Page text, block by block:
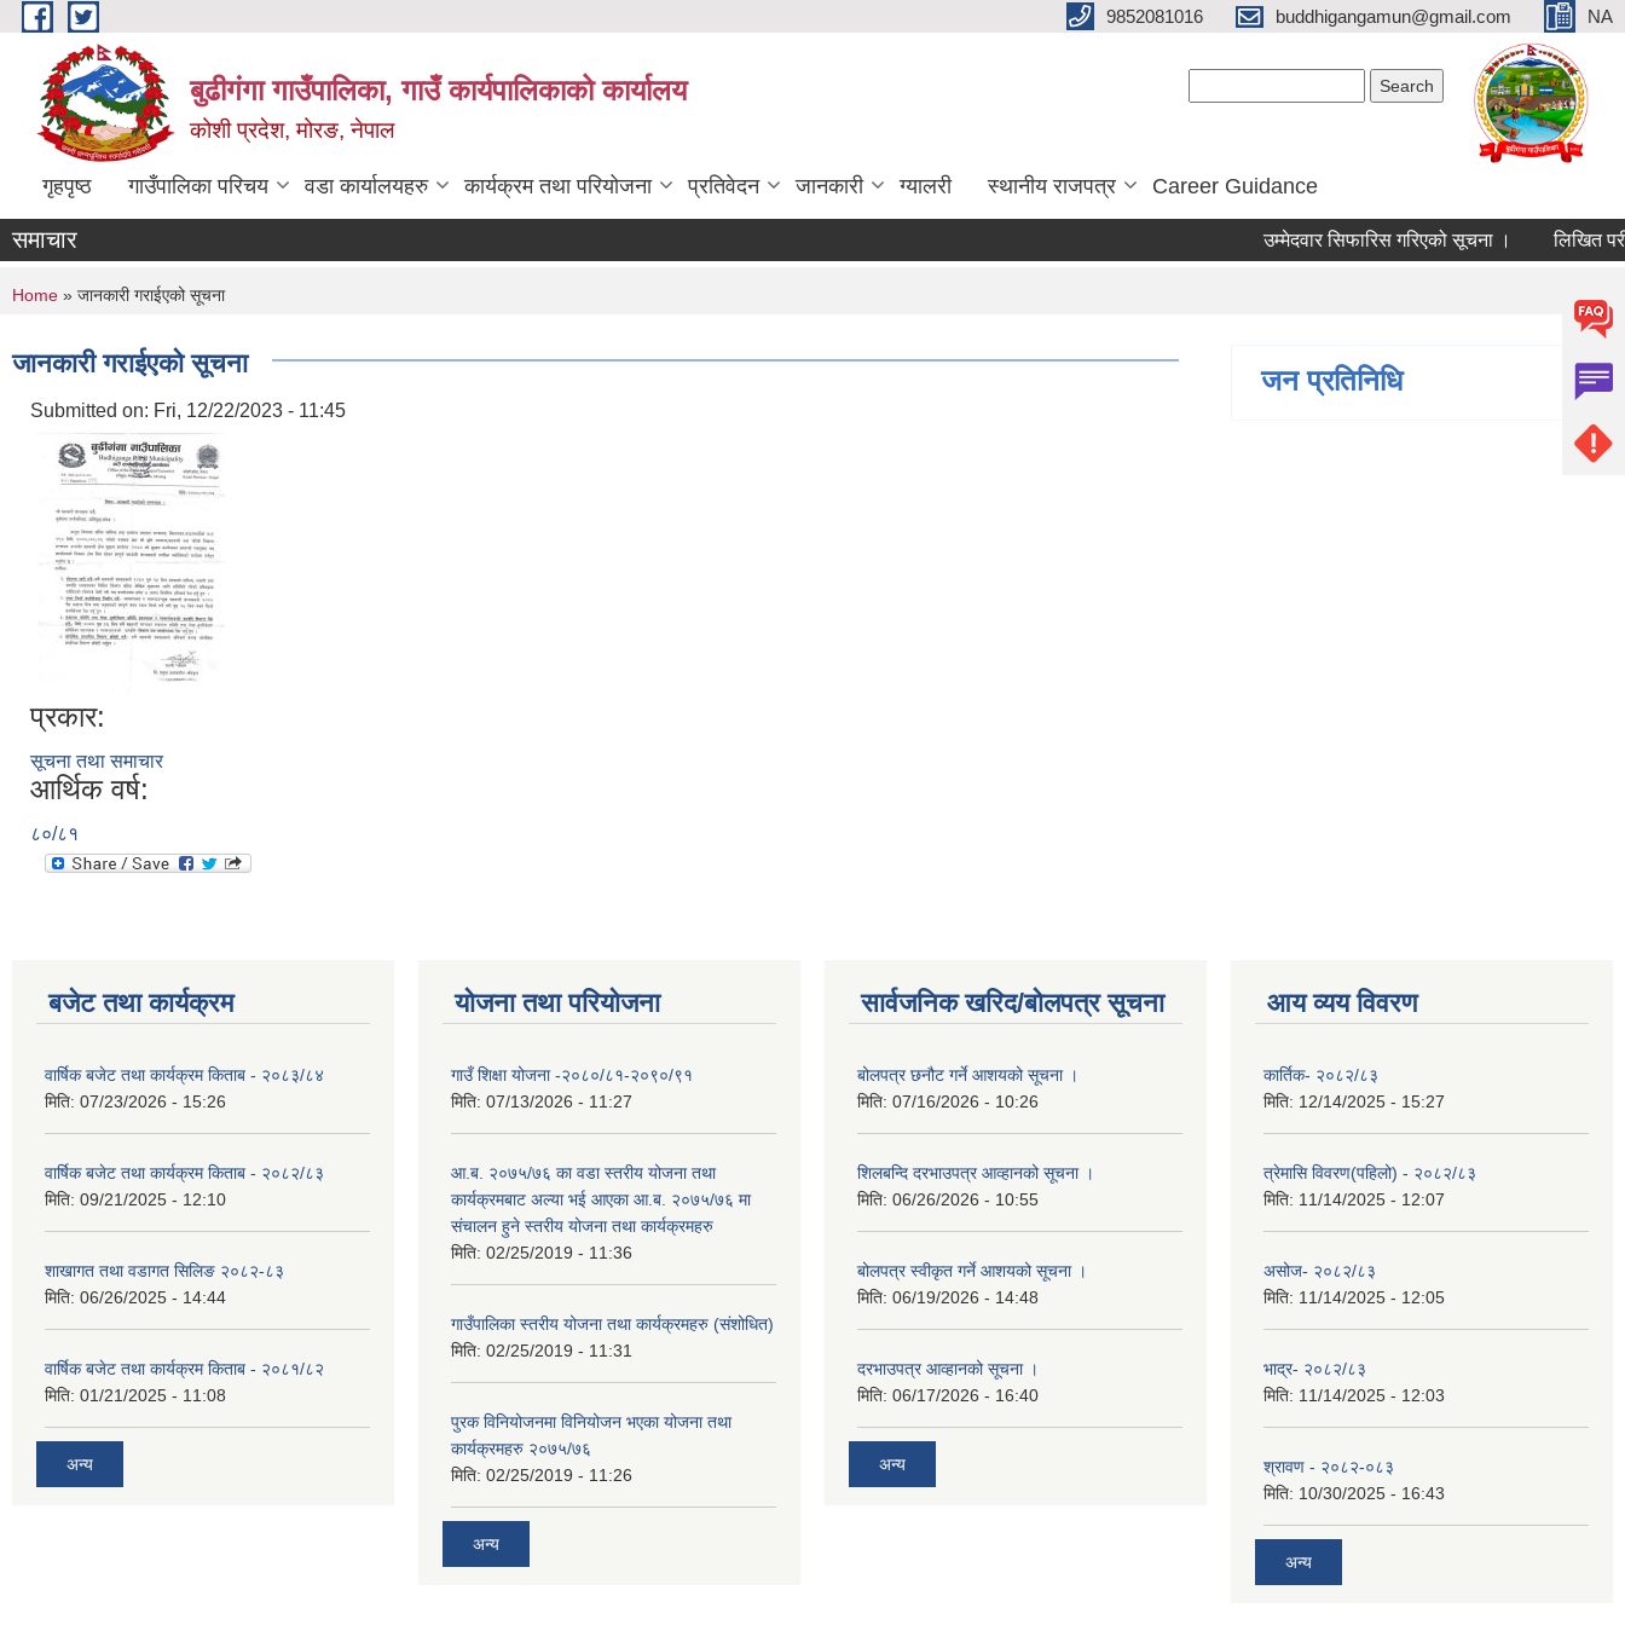
Skip to main content 9852081016 buddhigangamun@gmail.com NA
बुढीगंगा गाउँपालिका, गाउँ कार्यपालिकाको कार्यालय
कोशी प्रदेश, मोरङ, नेपाल
गृहपृष्ठ गाउँपालिका परिचय वडा कार्यालयहरु कार्यक्रम तथा परियोजना प्रतिवेदन जानकारी ग्यालरी स्थानीय राजपत्र Career Guidance
समाचार उम्मेदवार सिफारिस गरिएको सूचना । लिखित
You are here
Home » जानकारी गराईएको सूचना
जानकारी गराईएको सूचना
Submitted on: Fri, 12/22/2023 - 11:45
प्रकार:
सूचना तथा समाचार
आर्थिक वर्ष:
८०/८१
जन प्रतिनिधि
बजेट तथा कार्यक्रम
वार्षिक बजेट तथा कार्यक्रम किताब - २०८३/८४
मिति: 07/23/2026 - 15:26
वार्षिक बजेट तथा कार्यक्रम किताब - २०८२/८३
मिति: 09/21/2025 - 12:10
शाखागत तथा वडागत सिलिङ २०८२-८३
मिति: 06/26/2025 - 14:44
वार्षिक बजेट तथा कार्यक्रम किताब - २०८१/८२
मिति: 01/21/2025 - 11:08
अन्य
योजना तथा परियोजना
गाउँ शिक्षा योजना -२०८०/८१-२०९०/९१
मिति: 07/13/2026 - 11:27
आ.ब. २०७५/७६ का वडा स्तरीय योजना तथा
कार्यक्रमबाट अल्या भई आएका आ.ब. २०७५/७६ मा
स‌ंचालन हुने स्तरीय योजना तथा कार्यक्रमहरु
मिति: 02/25/2019 - 11:36
गाउँपालिका स्तरीय योजना तथा कार्यक्रमहरु (स‌ंशोधित)
मिति: 02/25/2019 - 11:31
पुरक विनियोजनमा विनियोजन भएका योजना तथा
कार्यक्रमहरु २०७५/७६
मिति: 02/25/2019 - 11:26
अन्य
सार्वजनिक खरिद/बोलपत्र सूचना
बोलपत्र छनौट गर्ने आशयको सूचना ।
मिति: 07/16/2026 - 10:26
शिलबन्दि दरभाउपत्र आव्हानको सूचना ।
मिति: 06/26/2026 - 10:55
बोलपत्र स्वीकृत गर्ने आशयको सूचना ।
मिति: 06/19/2026 - 14:48
दरभाउपत्र आव्हानको सूचना ।
मिति: 06/17/2026 - 16:40
अन्य
आय व्यय विवरण
कार्तिक- २०८२/८३
मिति: 12/14/2025 - 15:27
त्रेमासि विवरण(पहिलो) - २०८२/८३
मिति: 11/14/2025 - 12:07
असोज- २०८२/८३
मिति: 11/14/2025 - 12:05
भाद्र- २०८२/८३
मिति: 11/14/2025 - 12:03
श्रावण - २०८२-०८३
मिति: 10/30/2025 - 16:43
अन्य